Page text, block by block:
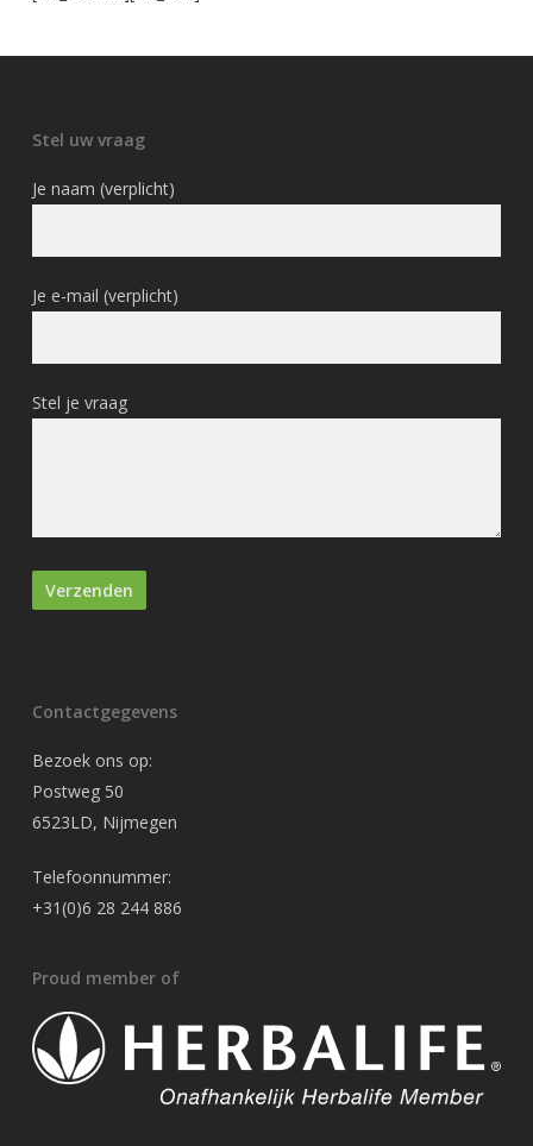
Stel uw vraag
Je naam (verplicht)
Je e-mail (verplicht)
Stel je vraag
Contactgegevens
Bezoek ons op:
Postweg 50
6523LD, Nijmegen
Telefoonnummer:
+31(0)6 28 244 886
Proud member of